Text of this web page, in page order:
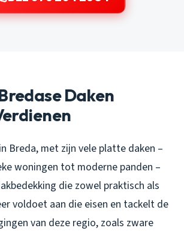
Daken
Breda, met zijn vele platte daken –
woningen tot moderne panden –
die zowel praktisch als
voldoet aan die eisen en tackelt de
van deze regio, zoals zware